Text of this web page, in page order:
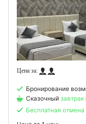
Бронирование
Сказочный завтрак
Бесплатная отмена